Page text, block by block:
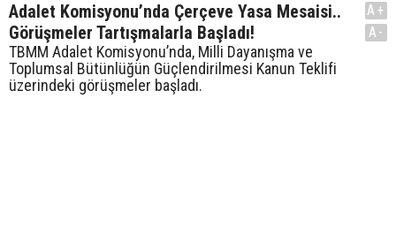
Adalet Komisyonu’nda Çerçeve Yasa Mesaisi..
Görüşmeler Tartışmalarla Başladı!
TBMM Adalet Komisyonu’nda, Milli Dayanışma ve
Toplumsal Bütünlüğün Güçlendirilmesi Kanun Teklifi
üzerindeki görüşmeler başladı.
A+
A-